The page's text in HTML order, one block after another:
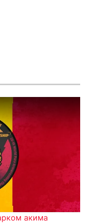
видео YouTube
акима